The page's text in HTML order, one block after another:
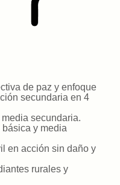
de paz y enfoque
secundaria en 4
secundaria.
y media
en acción sin daño y
rurales y